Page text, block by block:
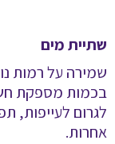
שתיית מים
שמירה על רמות
בכמות מספקת
לגרום לעייפות,
אחרות.